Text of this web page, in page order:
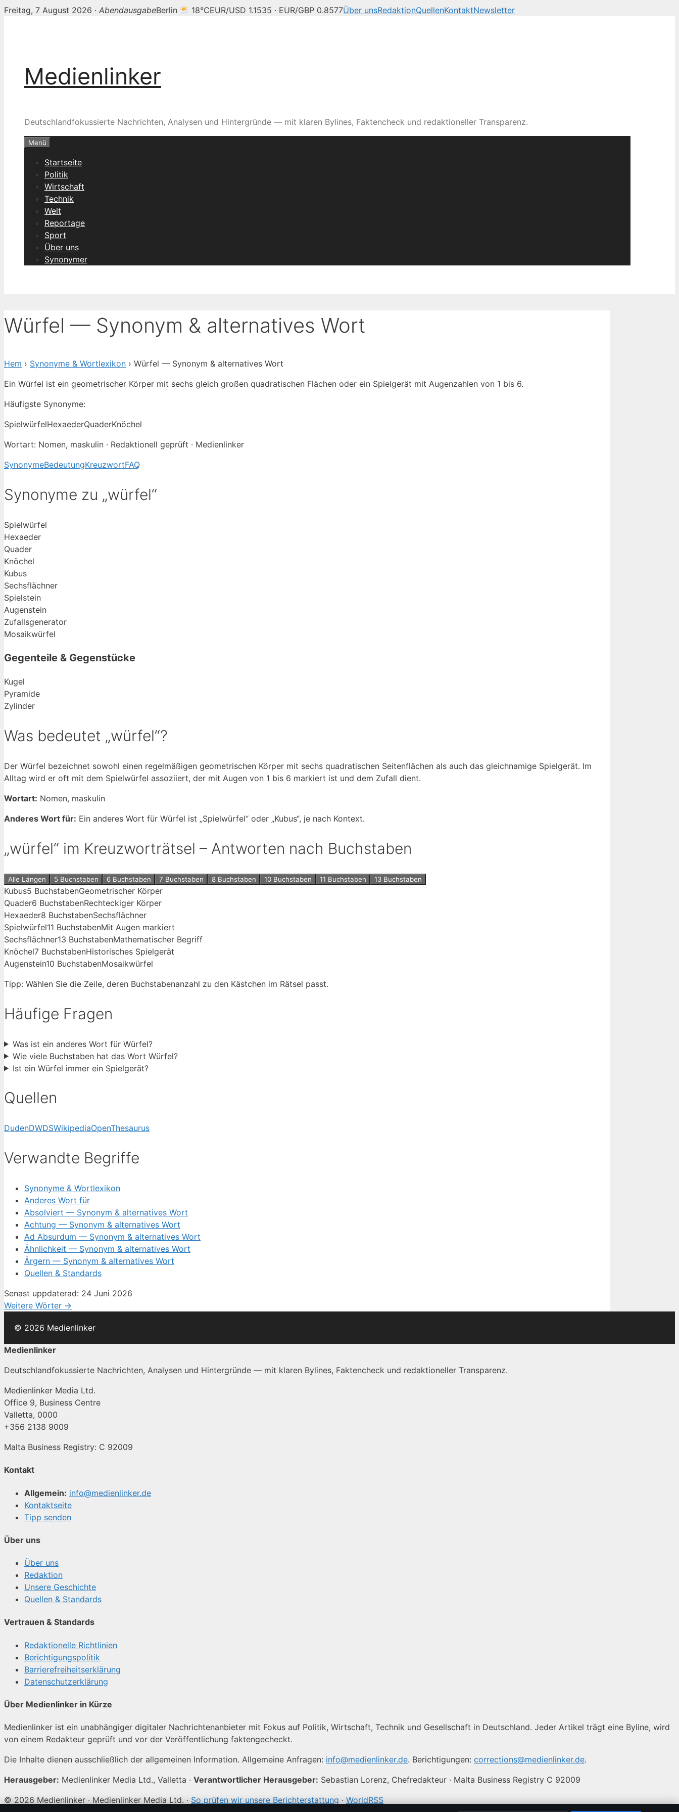
Freitag, 7 August 2026 · AbendausgabeBerlin 18°CEUR/USD 1.1535 · EUR/GBP 0.8577Über unsRedaktionQuellenKontaktNewsletter
Medienlinker
Deutschlandfokussierte Nachrichten, Analysen und Hintergründe — mit klaren Bylines, Faktencheck und redaktioneller Transparenz.
Menü
Startseite
Politik
Wirtschaft
Technik
Welt
Reportage
Sport
Über uns
Synonymer
Würfel — Synonym & alternatives Wort
Hem › Synonyme & Wortlexikon › Würfel — Synonym & alternatives Wort
Ein Würfel ist ein geometrischer Körper mit sechs gleich großen quadratischen Flächen oder ein Spielgerät mit Augenzahlen von 1 bis 6.
Häufigste Synonyme:
SpielwürfelHexaederQuaderKnöchel
Wortart: Nomen, maskulin · Redaktionell geprüft · Medienlinker
SynonymeBedeutungKreuzwortFAQ
Synonyme zu „würfel“
Spielwürfel
Hexaeder
Quader
Knöchel
Kubus
Sechsflächner
Spielstein
Augenstein
Zufallsgenerator
Mosaikwürfel
Gegenteile & Gegenstücke
Kugel
Pyramide
Zylinder
Was bedeutet „würfel“?
Der Würfel bezeichnet sowohl einen regelmäßigen geometrischen Körper mit sechs quadratischen Seitenflächen als auch das gleichnamige Spielgerät. Im
Alltag wird er oft mit dem Spielwürfel assoziiert, der mit Augen von 1 bis 6 markiert ist und dem Zufall dient.
Wortart: Nomen, maskulin
Anderes Wort für: Ein anderes Wort für Würfel ist „Spielwürfel“ oder „Kubus“, je nach Kontext.
„würfel“ im Kreuzworträtsel – Antworten nach Buchstaben
Alle Längen 5 Buchstaben 6 Buchstaben 7 Buchstaben 8 Buchstaben 10 Buchstaben 11 Buchstaben 13 Buchstaben
Kubus5 BuchstabenGeometrischer Körper
Quader6 BuchstabenRechteckiger Körper
Hexaeder8 BuchstabenSechsflächner
Spielwürfel11 BuchstabenMit Augen markiert
Sechsflächner13 BuchstabenMathematischer Begriff
Knöchel7 BuchstabenHistorisches Spielgerät
Augenstein10 BuchstabenMosaikwürfel
Tipp: Wählen Sie die Zeile, deren Buchstabenanzahl zu den Kästchen im Rätsel passt.
Häufige Fragen
Was ist ein anderes Wort für Würfel?
Wie viele Buchstaben hat das Wort Würfel?
Ist ein Würfel immer ein Spielgerät?
Quellen
DudenDWDSWikipediaOpenThesaurus
Verwandte Begriffe
Synonyme & Wortlexikon
Anderes Wort für
Absolviert — Synonym & alternatives Wort
Achtung — Synonym & alternatives Wort
Ad Absurdum — Synonym & alternatives Wort
Ähnlichkeit — Synonym & alternatives Wort
Ärgern — Synonym & alternatives Wort
Quellen & Standards
Senast uppdaterad: 24 Juni 2026
Weitere Wörter →
© 2026 Medienlinker
Medienlinker
Deutschlandfokussierte Nachrichten, Analysen und Hintergründe — mit klaren Bylines, Faktencheck und redaktioneller Transparenz.
Medienlinker Media Ltd.
Office 9, Business Centre
Valletta, 0000
+356 2138 9009
Malta Business Registry: C 92009
Kontakt
Allgemein: info@medienlinker.de
Kontaktseite
Tipp senden
Über uns
Über uns
Redaktion
Unsere Geschichte
Quellen & Standards
Vertrauen & Standards
Redaktionelle Richtlinien
Berichtigungspolitik
Barrierefreiheitserklärung
Datenschutzerklärung
Über Medienlinker in Kürze
Medienlinker ist ein unabhängiger digitaler Nachrichtenanbieter mit Fokus auf Politik, Wirtschaft, Technik und Gesellschaft in Deutschland. Jeder Artikel trägt eine Byline, wird
von einem Redakteur geprüft und vor der Veröffentlichung faktengecheckt.
Die Inhalte dienen ausschließlich der allgemeinen Information. Allgemeine Anfragen: info@medienlinker.de. Berichtigungen: corrections@medienlinker.de.
Herausgeber: Medienlinker Media Ltd., Valletta · Verantwortlicher Herausgeber: Sebastian Lorenz, Chefredakteur · Malta Business Registry C 92009
© 2026 Medienlinker · Medienlinker Media Ltd. · So prüfen wir unsere Berichterstattung · WorldRSS